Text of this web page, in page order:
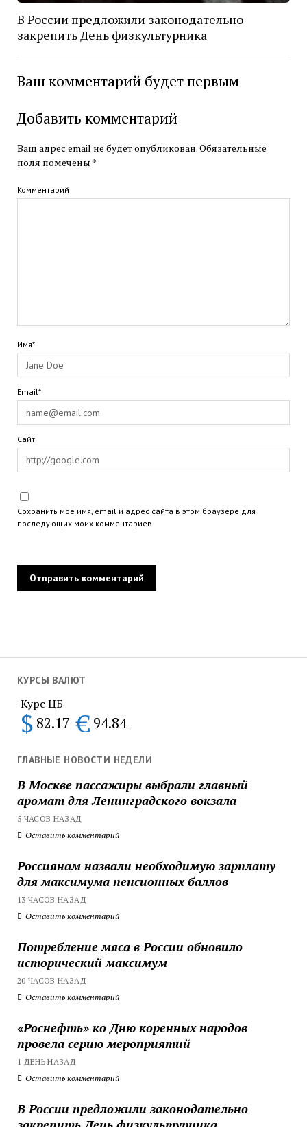
КУРСЫ ВАЛЮТ
Курс ЦБ
$ 82.17 € 94.84
ГЛАВНЫЕ НОВОСТИ НЕДЕЛИ
В Москве пассажиры выбрали главный
аромат для Ленинградского вокзала
5 ЧАСОВ НАЗАД
Оставить комментарий
Россиянам назвали необходимую зарплату
для максимума пенсионных баллов
13 ЧАСОВ НАЗАД
Оставить комментарий
Потребление мяса в России обновило
исторический максимум
20 ЧАСОВ НАЗАД
Оставить комментарий
«Роснефть» ко Дню коренных народов
провела серию мероприятий
1 ДЕНЬ НАЗАД
Оставить комментарий
В России предложили законодательно
В России предложили законодательно
закрепить День физкультурника
Ваш комментарий будет первым
Добавить комментарий
Ваш адрес email не будет опубликован.Обязательные
поля помечены *
Комментарий
Имя*
Email*
Сайт
Сохранить моё имя, email и адрес сайта в этом браузере для
последующих моих комментариев.